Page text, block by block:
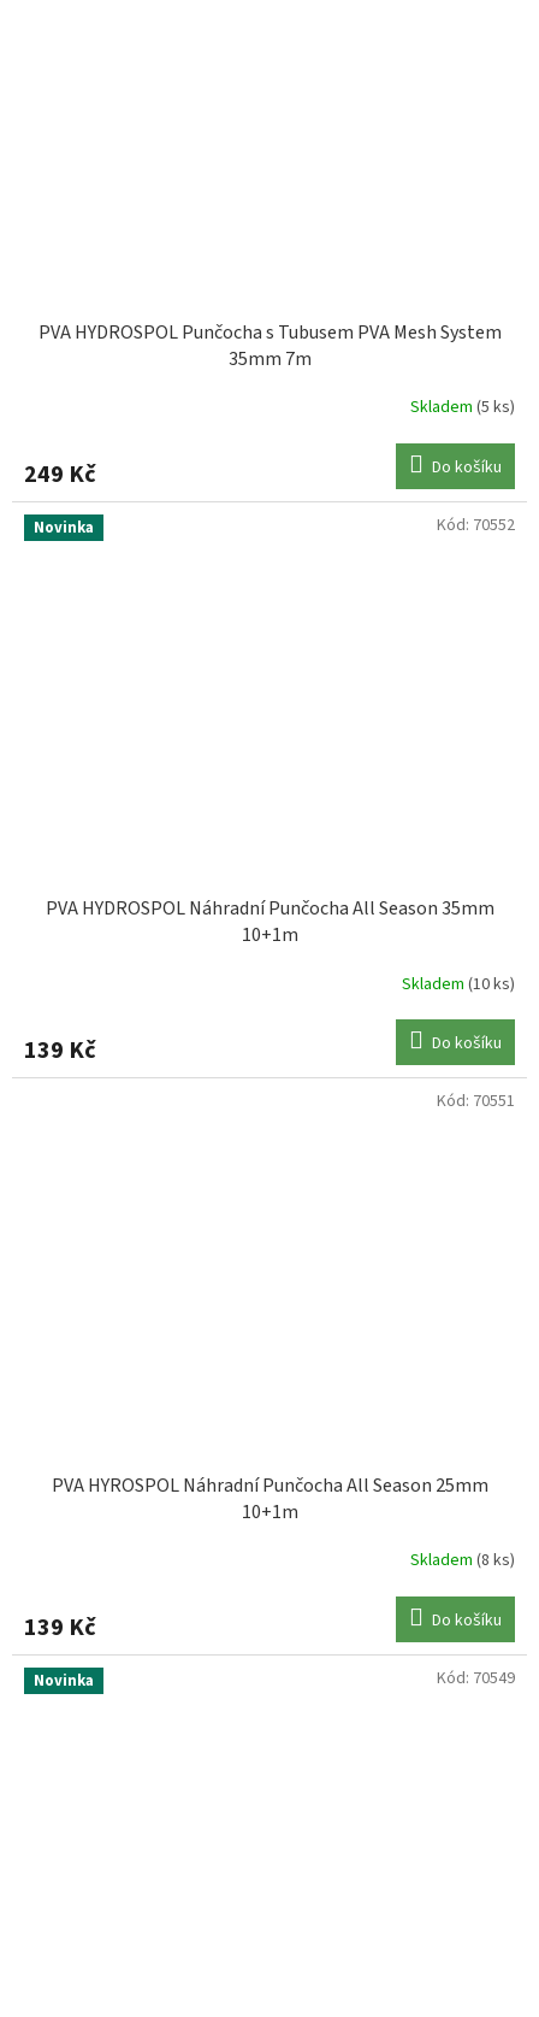
PVA HYDROSPOL Punčocha s Tubusem PVA Mesh System
35mm 7m
Skladem (5 ks)
249 Kč Do košíku
Novinka
PVA HYDROSPOL Náhradní Punčocha All Season 35mm
10+1m
Skladem (10 ks)
139 Kč Do košíku
Kód: 70552
PVA HYROSPOL Náhradní Punčocha All Season 25mm
10+1m
Skladem (8 ks)
139 Kč Do košíku
Kód: 70551
Novinka Kód: 70549